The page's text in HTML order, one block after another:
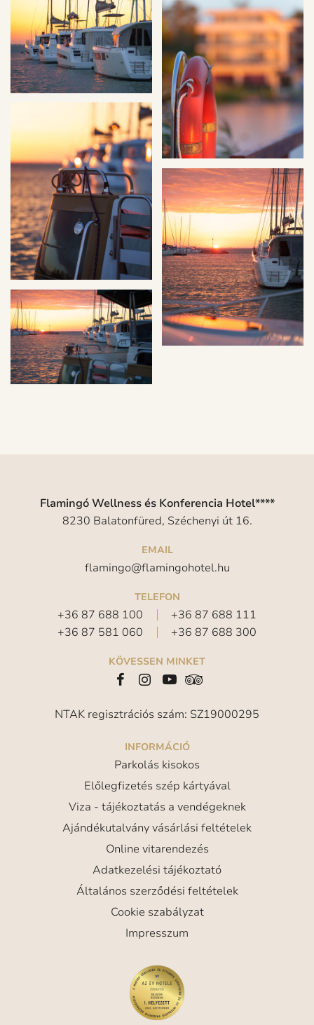
Flamingó Wellness és Konferencia Hotel****
8230 Balatonfüred, Széchenyi út 16.
EMAIL
flamingo@flamingohotel.hu
TELEFON
+36 87 688 100
+36 87 688 111
+36 87 581 060
+36 87 688 300
KÖVESSEN MINKET
NTAK regisztrációs szám: SZ19000295
INFORMÁCIÓ
Parkolás kisokos
Előlegfizetés szép kártyával
Viza - tájékoztatás a vendégeknek
Ajándékutalvány vásárlási feltételek
Online vitarendezés
Adatkezelési tájékoztató
Általános szerződési feltételek
Cookie szabályzat
Impresszum